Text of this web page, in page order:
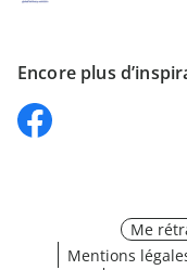
Encore plus
Me
Mentions